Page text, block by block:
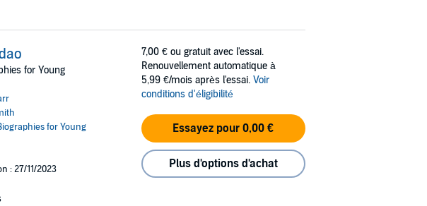
for Young
for Young
: 27/11/2023
7,00 € ou gratuit avec l'essai.
Renouvellement automatique à
5,99 €/mois après l'essai. Voir
conditions d'éligibilité
Essayez pour 0,00 €
Plus d'options d'achat